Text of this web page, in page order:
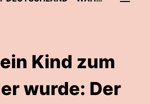
Kind zum
wurde: Der